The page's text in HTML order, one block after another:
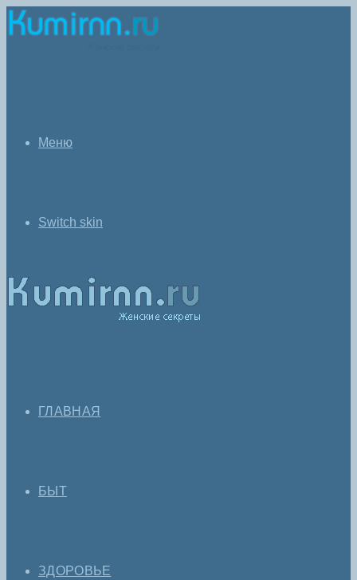
Меню
Switch skin
ГЛАВНАЯ
БЫТ
ЗДОРОВЬЕ